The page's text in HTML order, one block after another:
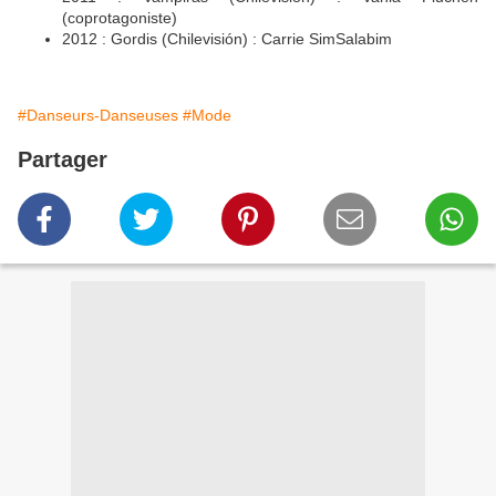
(coprotagoniste)
2012 : Gordis (Chilevisión) : Carrie SimSalabim
#Danseurs-Danseuses #Mode
Partager